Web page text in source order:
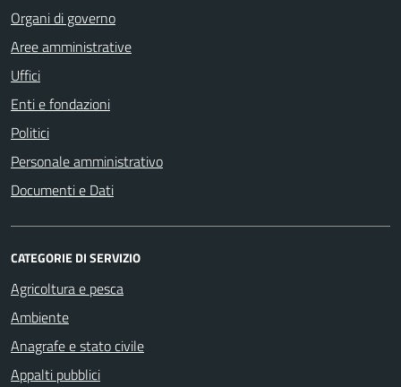
Organi di governo
Aree amministrative
Uffici
Enti e fondazioni
Politici
Personale amministrativo
Documenti e Dati
CATEGORIE DI SERVIZIO
Agricoltura e pesca
Ambiente
Anagrafe e stato civile
Appalti pubblici